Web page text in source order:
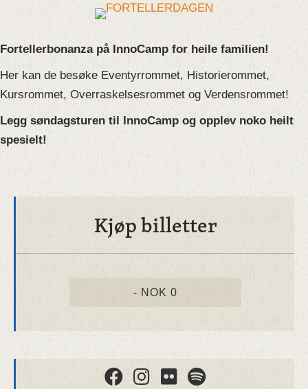
Fortellerbonanza på InnoCamp for heile familien!
Her kan de besøke Eventyrrommet, Historierommet,
Kursrommet, Overraskelsesrommet og Verdensrommet!
Legg søndagsturen til InnoCamp og opplev noko heilt
spesielt!
Kjøp billetter
- NOK 0